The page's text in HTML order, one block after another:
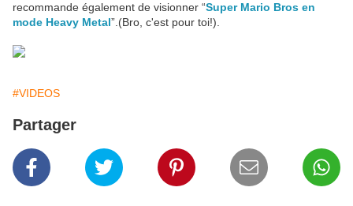
recommande également de visionner “Super Mario Bros en
mode Heavy Metal”.(Bro, c'est pour toi!).
#VIDEOS
Partager